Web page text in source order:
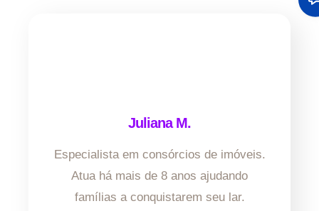
Juliana M.
Especialista em consórcios de imóveis.
Atua há mais de 8 anos ajudando
famílias a conquistarem seu lar.